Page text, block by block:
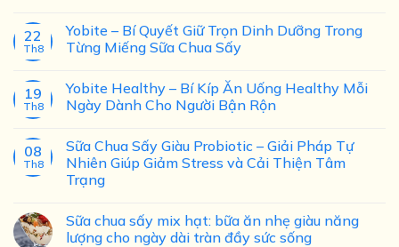
22
Th8
Yobite – Bí Quyết Giữ Trọn Dinh Dưỡng Trong
Từng Miếng Sữa Chua Sấy
19
Th8
Yobite Healthy – Bí Kíp Ăn Uống Healthy Mỗi
Ngày Dành Cho Người Bận Rộn
08
Th8
Sữa Chua Sấy Giàu Probiotic – Giải Pháp Tự
Nhiên Giúp Giảm Stress và Cải Thiện Tâm
Trạng
Sữa chua sấy mix hạt: bữa ăn nhẹ giàu năng
lượng cho ngày dài tràn đầy sức sống